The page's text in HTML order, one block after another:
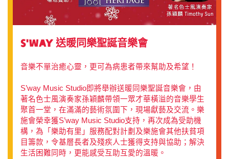
S'way 送暖同樂聖誕音樂會
音樂不單治癒心靈，更可為病患者帶來幫助及希望！
S’way Music Studio即將舉辦送暖同樂聖誕音樂會，由
著名色士風演奏家孫穎麟帶領一眾才華橫溢的音樂學生
聚首一堂，在滿滿的藝術氛圍下，現場獻藝及交流。樂
施會榮幸獲S’way Music Studio支持，再次成為受助機
構，為「樂助有里」服務配對計劃及樂施會其他扶貧項
目籌款，令基層長者及殘疾人士獲得支持與協助；解決
生活困難同時，更能感受互助互愛的溫暖。